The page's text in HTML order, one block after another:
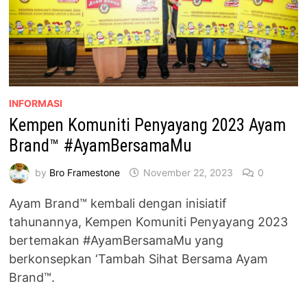
INFORMASI
Kempen Komuniti Penyayang 2023 Ayam
Brand™ #AyamBersamaMu
by Bro Framestone November 22, 2023 0
Ayam Brand™ kembali dengan inisiatif
tahunannya, Kempen Komuniti Penyayang 2023
bertemakan #AyamBersamaMu yang
berkonsepkan ‘Tambah Sihat Bersama Ayam
Brand™.